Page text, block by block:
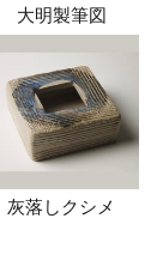
大明製筆図
灰落しクシメ